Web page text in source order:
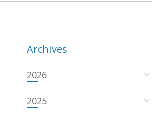
Archives
2026
2025